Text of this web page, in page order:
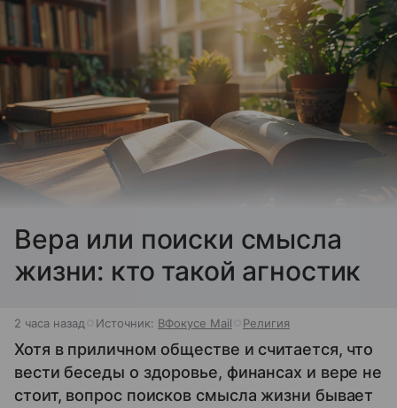
Вера или поиски смысла
жизни: кто такой агностик
2 часа назад Источник: ВФокусе Mail Религия
Хотя в приличном обществе и считается, что
вести беседы о здоровье, финансах и вере не
стоит, вопрос поисков смысла жизни бывает